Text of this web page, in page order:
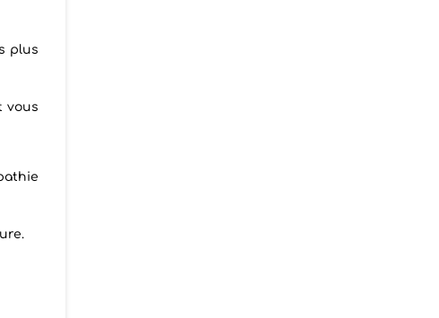
plus
vous